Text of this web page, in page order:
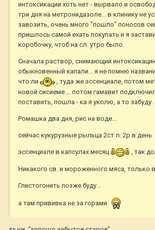
интоксикации хоть нет - вырвало и
три дня на метронидазоле... в клинику не
завозить, очень много "пошло" поносов
пришлось самой ехать покупать и я
коробочку, чтоб на сл. утро было.
Сначала раствор, снимающий
обыкновенный капали... я не помню
что ли
, туда же эссенциале, потом
новой сисиеме.... потом гамавит
поставить, пошла - ка я уколю, а то забуду.
Ромашка два дня, рис на воде...
сейчас кукурузные рыльца 2ст л. 2р в день
эссенциале в капсулах месяц , так
Никакого св. и мороженного мяса, только
Глистогонить позже буду...
а там прививка не за горами